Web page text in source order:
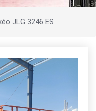
JLG 3246 ES